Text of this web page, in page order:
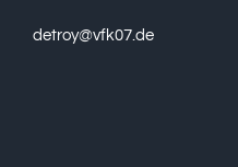
detroy@vfk07.de